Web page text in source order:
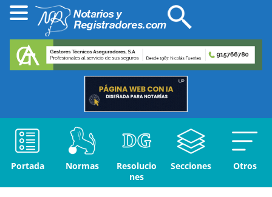
Portada Normas
Resolucio
nes
Secciones Otros